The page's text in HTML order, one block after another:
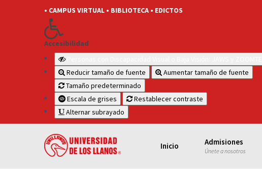
• CAMPUS VIRTUAL • BIBLIOTECA • EDICTOS
Accesibilidad
Reducir tamaño de fuente
Aumentar tamaño de fuente
Tamaño predeterminado
Escala de grises
Restablecer contraste
Alternar subrayado
Inicio Admisiones
Únete a nosotros